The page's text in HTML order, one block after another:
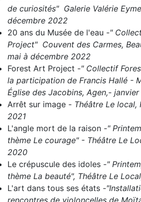
de curiosités" Galerie Valérie
décembre 2022
20 ans du Musée de l'eau -"
Project" Couvent des Carmes,
mai à décembre 2022
Forest Art Project -" Collectif
la participation de Francis Hallé -
Église des Jacobins, Agen,-
Arrêt sur image - Théâtre Le local,
2021
L'angle mort de la raison -"
thème Le courage" - Théâtre Le
2020
Le crépuscule des idoles -"
thème La beauté", Théâtre Le
L'art dans tous ses états -